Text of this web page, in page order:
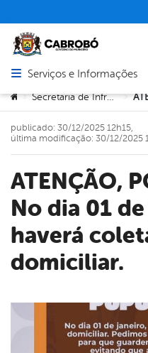
Abrir menu principal de
Serviços e Informações
Você está aqui:
> Secretaria de Infraestrutura >
ATENÇÃO, POPULAÇÃO!
No dia 01
haverá
domiciliar.
publicado: 30/12/2025 12h15,
última modificação: 30/12/2025